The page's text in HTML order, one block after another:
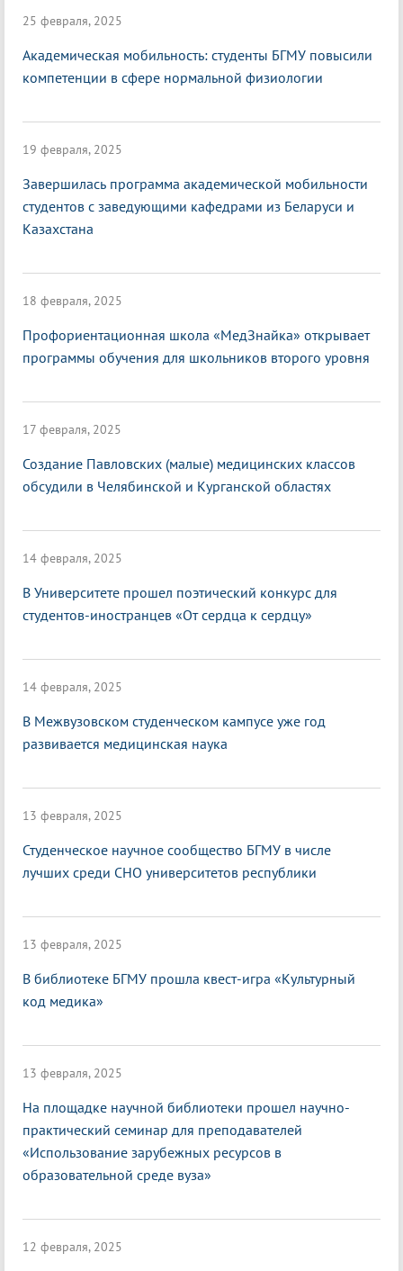
25 февраля, 2025
Академическая мобильность: студенты БГМУ повысили
компетенции в сфере нормальной физиологии
19 февраля, 2025
Завершилась программа академической мобильности
студентов с заведующими кафедрами из Беларуси и
Казахстана
18 февраля, 2025
Профориентационная школа «МедЗнайка» открывает
программы обучения для школьников второго уровня
17 февраля, 2025
Создание Павловских (малые) медицинских классов
обсудили в Челябинской и Курганской областях
14 февраля, 2025
В Университете прошел поэтический конкурс для
студентов-иностранцев «От сердца к сердцу»
14 февраля, 2025
В Межвузовском студенческом кампусе уже год
развивается медицинская наука
13 февраля, 2025
Студенческое научное сообщество БГМУ в числе
лучших среди СНО университетов республики
13 февраля, 2025
В библиотеке БГМУ прошла квест-игра «Культурный
код медика»
13 февраля, 2025
На площадке научной библиотеки прошел научно-
практический семинар для преподавателей
«Использование зарубежных ресурсов в
образовательной среде вуза»
12 февраля, 2025